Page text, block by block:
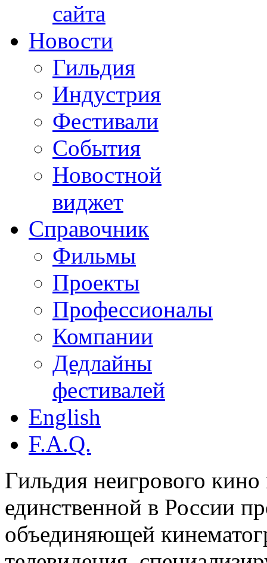
сайта
Новости
Гильдия
Индустрия
Фестивали
События
Новостной
виджет
Справочник
Фильмы
Проекты
Профессионалы
Компании
Дедлайны
фестивалей
English
F.A.Q.
Гильдия неигрового кино
единственной в России
объединяющей